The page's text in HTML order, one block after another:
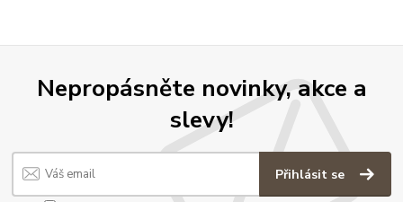
Nepropásněte novinky, akce a
slevy!
Přihlásit se